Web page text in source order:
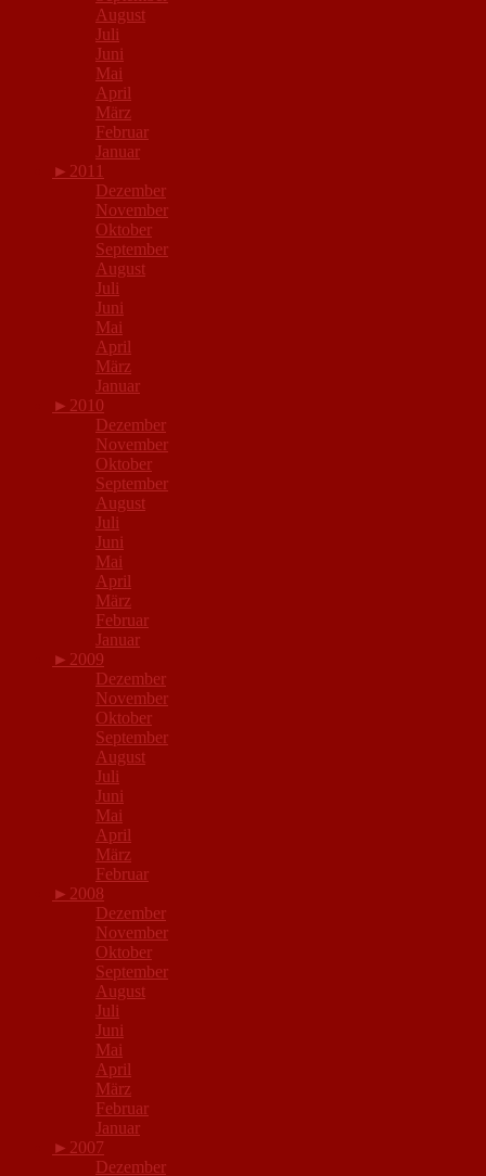
August
Juli
Juni
Mai
April
März
Februar
Januar
► 2011
Dezember
November
Oktober
September
August
Juli
Juni
Mai
April
März
Januar
► 2010
Dezember
November
Oktober
September
August
Juli
Juni
Mai
April
März
Februar
Januar
► 2009
Dezember
November
Oktober
September
August
Juli
Juni
Mai
April
März
Februar
► 2008
Dezember
November
Oktober
September
August
Juli
Juni
Mai
April
März
Februar
Januar
► 2007
Dezember